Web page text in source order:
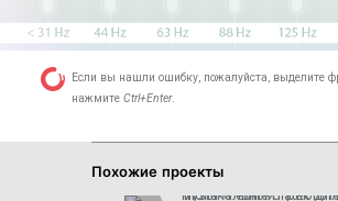
Если вы нашли ошибку, пожалуйста, выделите
нажмите Ctrl+Enter.
Похожие проекты